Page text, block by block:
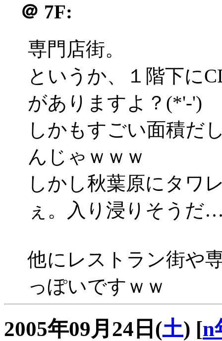
＠ 7F:
専門店街。
というか、１階下に
がありますよ？(*'-')
しかもすごい面積だ
んじゃｗｗｗ
しかし秋葉原にタワ
ぇ。入り浸りそうだ
他にレストラン街や
っぽいですｗｗ
2005年09月24日(土) [n